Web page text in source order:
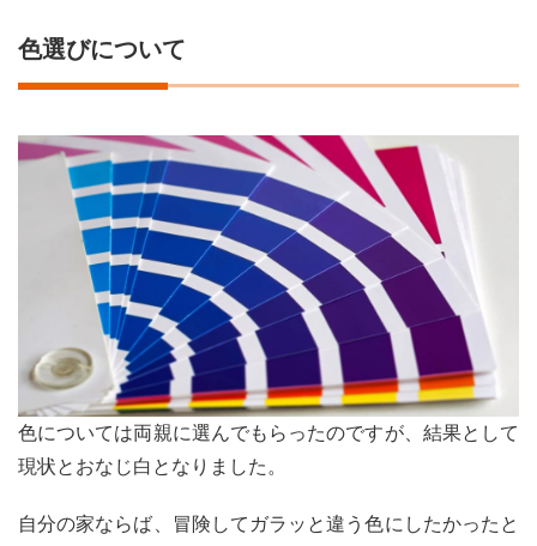
付帯
部分
につ
3
塗装
期間
いて
5
最後
に
色選びについて
色については両親に選んでもらったのですが、結果として
現状とおなじ白となりました。
自分の家ならば、冒険してガラッと違う色にしたかったと